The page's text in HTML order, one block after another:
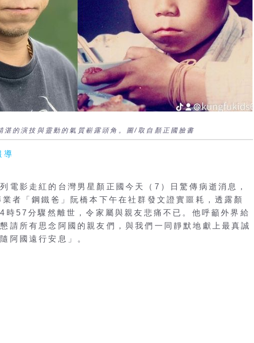
湛的演技與靈動的氣質嶄露頭角。圖/取自顏正國臉書
導
電影走紅的台灣男星顏正國今天（7）日驚傳病逝消息，
者「鋼鐵爸」阮橋本下午在社群發文證實噩耗，透露顏
時57分驟然離世，令家屬與親友悲痛不已。他呼籲外界給
請所有思念阿國的親友們，與我們一同靜默地獻上最真誠
阿國遠行安息」。